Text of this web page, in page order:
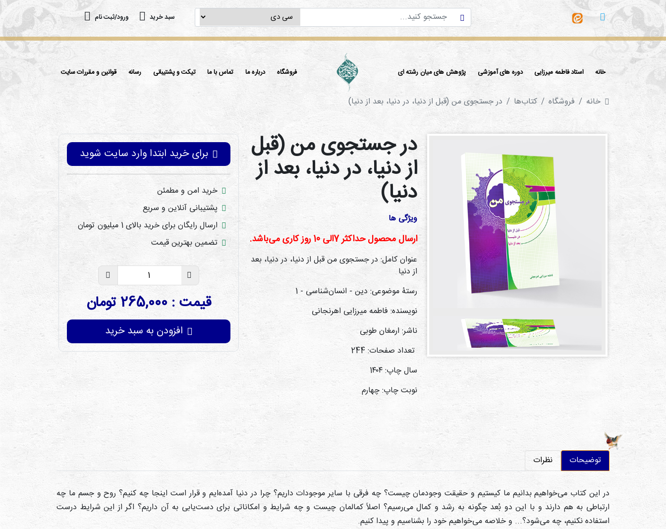
سبد خرید ورود/ثبت نام
خانه استاد فاطمه میرزایی دوره های آموزشی پژوهش های میان رشته ای فروشگاه درباره ما تماس با ما تیکت و پشتیبانی رسانه قوانین و مقررات سایت
خانه فروشگاه کتاب‌ها‌ در جستجوی من (قبل از دنیا، در دنیا، بعد از دنیا)
در جستجوی من (قبل
از دنیا، در دنیا، بعد از
دنیا)
ویژگی ها
ارسال محصول حداكثر 7الی 10 روز كاری می‌باشد.
عنوان کامل: در جستجوی من قبل از دنیا، در دنیا، بعد
از دنیا
رستۀ موضوعی: دین - انسان‌شناسی - 1
نویسنده: فاطمه میرزایی اهرنجانی
ناشر: ارمغان طوبی
تعداد صفحات: 244
سال چاپ: 1۴۰۴
نوبت چاپ: چهارم
برای خرید ابتدا وارد سایت شوید
خرید امن و مطمئن
پشتیبانی آنلاین و سریع
ارسال رایگان برای خرید بالای 1 میلیون تومان
تضمین بهترین قیمت
قیمت : 265,000 تومان
افزودن به سبد خرید
توضیحات نظرات
در این کتاب می‌خواهیم بدانیم ما کیستیم و حقیقت وجودمان چیست؟ چه فرقی با سایر موجودات داریم؟ چرا در دنیا آمده‌ایم و قرار است اینجا چه کنیم؟ روح و جسم ما چه
ارتباطی به هم دارند و با این دو بُعد چگونه به رشد و کمال می‌رسیم؟ اصلاً کمالمان چیست و چه شرایط و امکاناتی برای دست‌یابی به آن داریم؟ اگر از این شرایط درست
استفاده نکنیم، چه می‌شود؟... و خلاصه می‌خواهیم خود را بشناسیم و پیدا کنیم.